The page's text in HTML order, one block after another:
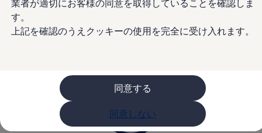
業者が適切にお客様の同意を取得していることを確認しま
す。
上記を確認のうえクッキーの使用を完全に受け入れます。
同意する
同意しない
キャンペーン/イベント
レビュー動画
オファー
Golf お乗り換えを10万円補助
Tiguan 購入後、5年間の安心サポートが無償
Golf Variant お乗り換えを10万円補助
Volkswagenアンバサダープログラム